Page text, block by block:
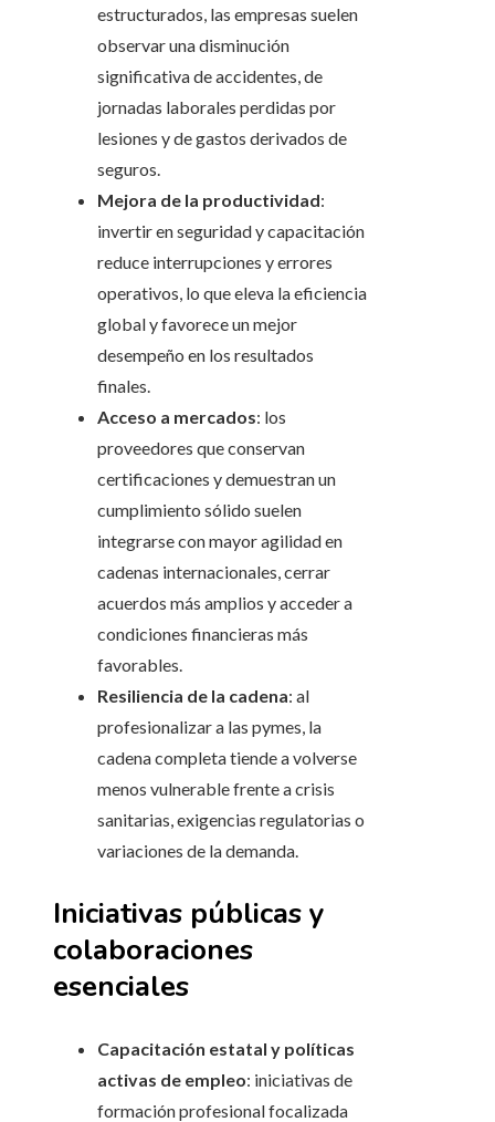
estructurados, las empresas suelen
observar una disminución
significativa de accidentes, de
jornadas laborales perdidas por
lesiones y de gastos derivados de
seguros.
Mejora de la productividad:
invertir en seguridad y capacitación
reduce interrupciones y errores
operativos, lo que eleva la eficiencia
global y favorece un mejor
desempeño en los resultados
finales.
Acceso a mercados: los
proveedores que conservan
certificaciones y demuestran un
cumplimiento sólido suelen
integrarse con mayor agilidad en
cadenas internacionales, cerrar
acuerdos más amplios y acceder a
condiciones financieras más
favorables.
Resiliencia de la cadena: al
profesionalizar a las pymes, la
cadena completa tiende a volverse
menos vulnerable frente a crisis
sanitarias, exigencias regulatorias o
variaciones de la demanda.
Iniciativas públicas y
colaboraciones
esenciales
Capacitación estatal y políticas
activas de empleo: iniciativas de
formación profesional focalizada